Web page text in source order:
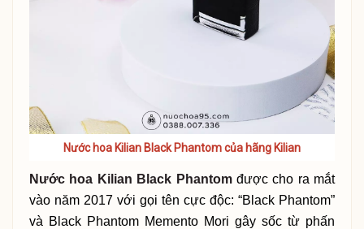
Nước hoa Kilian Black Phantom của hãng Kilian
Nước hoa Kilian Black Phantomđược cho ra mắt
vào năm 2017 với gọi tên cực độc: “Black Phantom”
và Black Phantom Memento Mori gây sốc từ phấn